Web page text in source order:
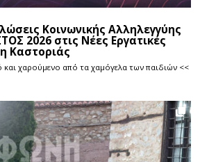
Κοινωνικής Αλληλεγγύης
2026 στις Νέες Εργατικές
Καστοριάς
και χαρούμενο από τα χαμόγελα των παιδιών <<